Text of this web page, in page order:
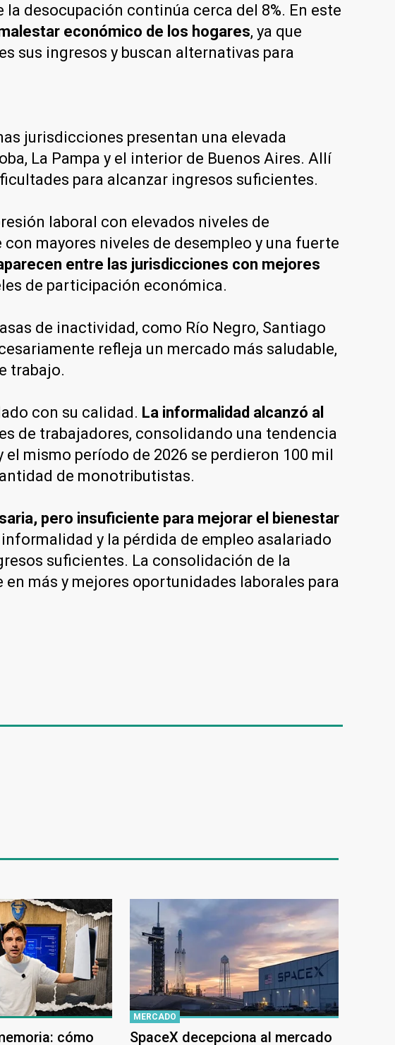
desocupación continúa cerca del 8%. En este
económico de los hogares, ya que
sus ingresos y buscan alternativas para
jurisdicciones presentan una elevada
La Pampa y el interior de Buenos Aires. Allí
para alcanzar ingresos suficientes.
laboral con elevados niveles de
mayores niveles de desempleo y una fuerte
entre las jurisdicciones con mejores
de participación económica.
de inactividad, como Río Negro, Santiago
refleja un mercado más saludable,
trabajo.
con su calidad. La informalidad alcanzó al
de trabajadores, consolidando una tendencia
mismo período de 2026 se perdieron 100 mil
de monotributistas.
pero insuficiente para mejorar el bienestar
y la pérdida de empleo asalariado
suficientes. La consolidación de la
más y mejores oportunidades laborales para
cómo
MERCADO
SpaceX decepciona al mercado